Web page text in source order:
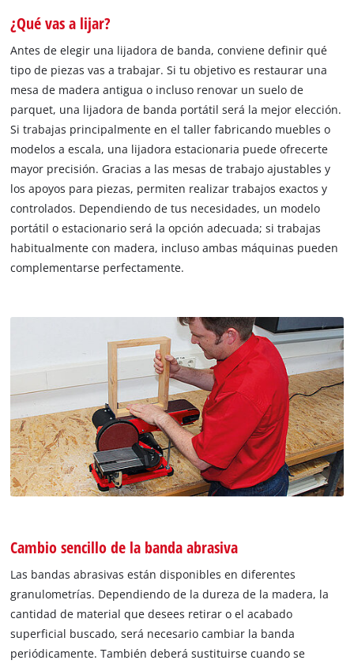
¿Qué vas a lijar?
Antes de elegir una lijadora de banda, conviene definir qué
tipo de piezas vas a trabajar. Si tu objetivo es restaurar una
mesa de madera antigua o incluso renovar un suelo de
parquet, una lijadora de banda portátil será la mejor elección.
Si trabajas principalmente en el taller fabricando muebles o
modelos a escala, una lijadora estacionaria puede ofrecerte
mayor precisión. Gracias a las mesas de trabajo ajustables y
los apoyos para piezas, permiten realizar trabajos exactos y
controlados. Dependiendo de tus necesidades, un modelo
portátil o estacionario será la opción adecuada; si trabajas
habitualmente con madera, incluso ambas máquinas pueden
complementarse perfectamente.
Cambio sencillo de la banda abrasiva
Las bandas abrasivas están disponibles en diferentes
granulometrías. Dependiendo de la dureza de la madera, la
cantidad de material que desees retirar o el acabado
superficial buscado, será necesario cambiar la banda
periódicamente. También deberá sustituirse cuando se